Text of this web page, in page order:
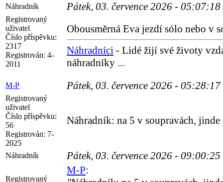
Náhradník Pátek, 03. července 2026 - 05:07:18
Registrovaný
uživatel
Číslo příspěvku:
2317
Registrován: 4-
2011
Obousměrná Eva jezdí sólo nebo v
Náhradníci - Lidé žijí své životy
náhradníky ...
M-P Pátek, 03. července 2026 - 05:28:17
Registrovaný
uživatel
Číslo příspěvku:
56
Registrován: 7-
2025
Náhradník: na 5 v soupravách, jinde
Náhradník Pátek, 03. července 2026 - 09:00:25
Registrovaný
M-P: